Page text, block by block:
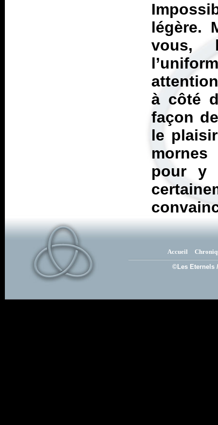
légère.
vous,
à côté
façon
le
pour y
Accueil
©Les Eternels